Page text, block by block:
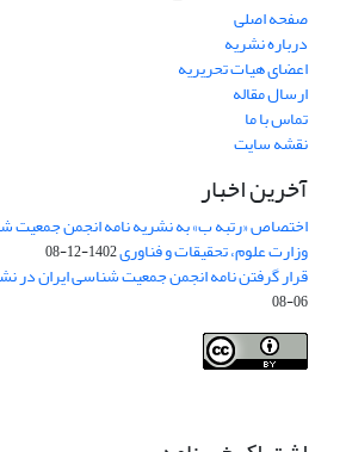
صفحه اصلی
درباره نشریه
اعضای هیات تحریریه
ارسال مقاله
تماس با ما
نقشه سایت
آخرین اخبار
اختصاص «رتبه ب» به نشریه نامه انجمن جمعیت
وزارت علوم، تحقیقات و فناوری1402-12-08
قرار گرفتن نامه انجمن جمعیت شناسی ایران در
06-08